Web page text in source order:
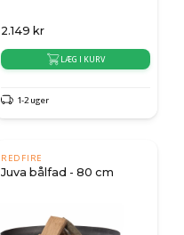
2.149 kr
LÆG I KURV
1-2 uger
REDFIRE
Juva bålfad - 80 cm